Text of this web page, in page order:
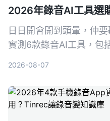
2026年錄音AI工具選
日日開會開到頭暈，仲
實測6款錄音AI工具，
2026-08-07